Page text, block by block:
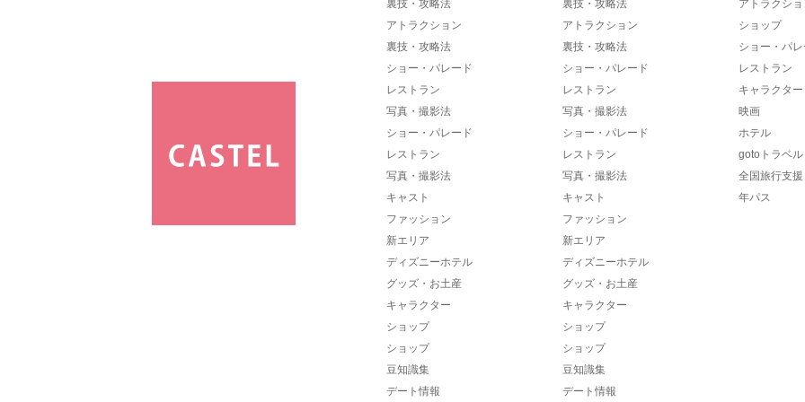
裏技・攻略法
アトラクション
裏技・攻略法
ショー・パレード
レストラン
写真・撮影法
ショー・パレード
レストラン
写真・撮影法
キャスト
ファッション
新エリア
ディズニーホテル
グッズ・お土産
キャラクター
ショップ
ショップ
豆知識集
デート情報
裏技・攻略法
アトラクション
裏技・攻略法
ショー・パレード
レストラン
写真・撮影法
ショー・パレード
レストラン
写真・撮影法
キャスト
ファッション
新エリア
ディズニーホテル
グッズ・お土産
キャラクター
ショップ
ショップ
豆知識集
デート情報
アトラクシ
ショップ
ショー・パ
レストラン
キャラクター
映画
ホテル
gotoトラベル
全国旅行支援
年パス